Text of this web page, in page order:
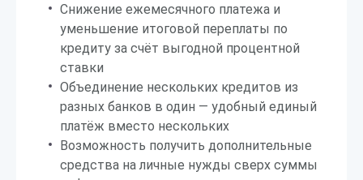
Снижение ежемесячного платежа и
уменьшение итоговой переплаты по
кредиту за счёт выгодной процентной
ставки
Объединение нескольких кредитов из
разных банков в один — удобный единый
платёж вместо нескольких
Возможность получить дополнительные
средства на личные нужды сверх суммы